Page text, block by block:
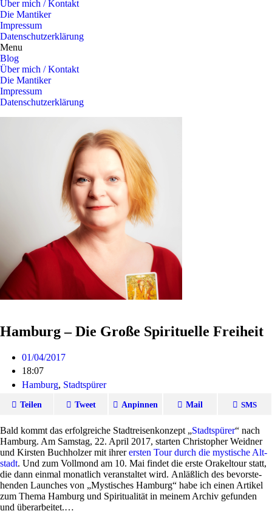
Über mich / Kontakt
Die Mantiker
Impressum
Datenschutzerklärung
Menu
Blog
Über mich / Kontakt
Die Mantiker
Impressum
Datenschutzerklärung
Hamburg – Die Große Spirituelle Freiheit
01/04/2017
18:07
Hamburg, Stadtspürer
Teilen Tweet Anpinnen Mail SMS
Bald kommt das erfolg­reiche Stadt­rei­sen­kon­zept „Stadt­spürer“ nach
Ham­burg. Am Samstag, 22. April 2017, starten Chri­sto­pher Weidner
und Kir­sten Buch­holzer mit ihrerersten Tour durch die mysti­sche Alt­
stadt. Und zum Voll­mond am 10. Mai findet die erste Ora­kel­tour statt,
die dann einmal monat­lich ver­an­staltet wird. Anläß­lich des bevor­ste­
henden Laun­ches von „Mysti­sches Ham­burg“ habe ich einen Artikel
zum Thema Ham­burg und Spi­ri­tua­lität in meinem Archiv gefunden
und überarbeitet.…